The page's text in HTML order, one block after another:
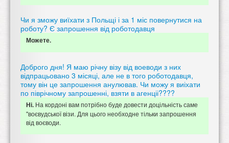
Чи я зможу виїхати з Польщі і за 1 міс повернутися на
роботу? Є запрошення від роботодавця
Можете.
Доброго дня! Я маю річну візу від воеводи з них
відпрацьовано 3 місяці, але не в того роботодавця,
тому він це запрошення анулював. Чи можу я виіхати
по піврічному запрошенні, взяти в агенціі????
Ні. На кордоні вам потрібно буде довести доцільність саме
"воєвудської візи. Для цього необходне тільки запрошення
від воєводи.